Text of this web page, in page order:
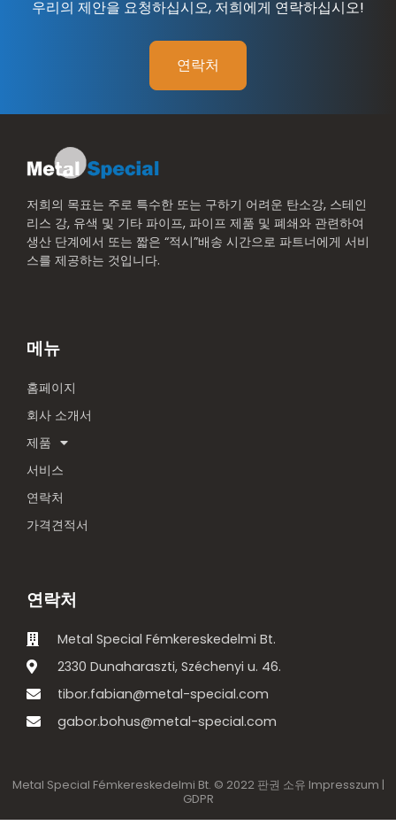
우리의 제안을 요청하십시오, 저희에게 연락하십시오!
연락처
저희의 목표는 주로 특수한 또는 구하기 어려운 탄소강, 스테인
리스 강, 유색 및 기타 파이프, 파이프 제품 및 폐쇄와 관련하여
생산 단계에서 또는 짧은 “적시”배송 시간으로 파트너에게 서비
스를 제공하는 것입니다.
메뉴
홈페이지
회사 소개서
제품
서비스
연락처
가격견적서
연락처
Metal Special Fémkereskedelmi Bt.
2330 Dunaharaszti, Széchenyi u. 46.
tibor.fabian@metal-special.com
gabor.bohus@metal-special.com
Metal Special Fémkereskedelmi Bt. © 2022 판권 소유 Impresszum |
GDPR